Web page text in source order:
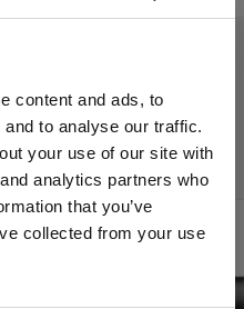
content and ads, to
to analyse our traffic.
your use of our site with
analytics partners who
that you’ve
collected from your use
Up si applica